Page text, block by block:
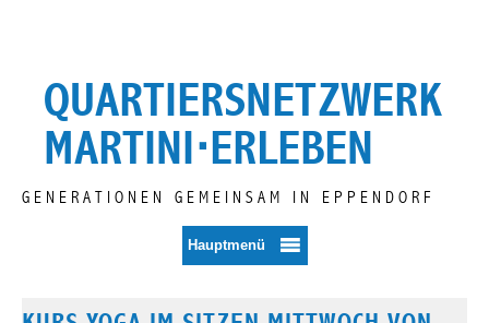
springen
QUARTIERSNETZWERK
MARTINI⋅ERLEBEN
GENERATIONEN GEMEINSAM IN EPPENDORF
Hauptmenü